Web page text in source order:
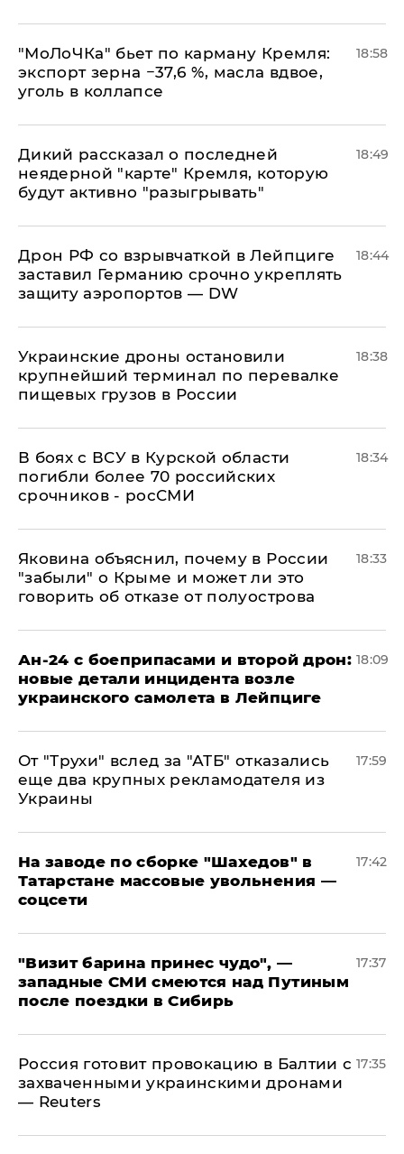
​"МоЛоЧКа" бьет по карману Кремля:
экспорт зерна −37,6 %, масла вдвое,
уголь в коллапсе
18:58
Дикий рассказал о последней
неядерной "карте" Кремля, которую
будут активно "разыгрывать"
18:49
​Дрон РФ со взрывчаткой в Лейпциге
заставил Германию срочно укреплять
защиту аэропортов — DW
18:44
Украинские дроны остановили
крупнейший терминал по перевалке
пищевых грузов в России
18:38
В боях с ВСУ в Курской области
погибли более 70 российских
срочников - росСМИ
18:34
Яковина объяснил, почему в России
"забыли" о Крыме и может ли это
говорить об отказе от полуострова
18:33
Ан-24 с боеприпасами и второй дрон:
новые детали инцидента возле
украинского самолета в Лейпциге
18:09
От "Трухи" вслед за "АТБ" отказались
еще два крупных рекламодателя из
Украины
17:59
На заводе по сборке "Шахедов" в
Татарстане массовые увольнения —
соцсети
17:42
"Визит барина принес чудо", —
западные СМИ смеются над Путиным
после поездки в Сибирь
17:37
​Россия готовит провокацию в Балтии с
захваченными украинскими дронами
— Reuters
17:35